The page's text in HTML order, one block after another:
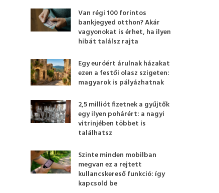
Van régi 100 forintos
bankjegyed otthon? Akár
vagyonokat is érhet, ha ilyen
hibát találsz rajta
Egy euróért árulnak házakat
ezen a festői olasz szigeten:
magyarok is pályázhatnak
2,5 milliót fizetnek a gyűjtők
egy ilyen pohárért: a nagyi
vitrinjében többet is
találhatsz
Szinte minden mobilban
megvan ez a rejtett
kullancskereső funkció: így
kapcsold be